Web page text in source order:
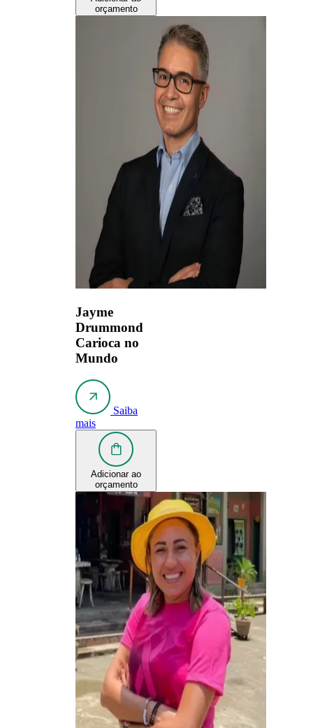
orçamento
Jayme
Drummond
Carioca no
Mundo
Saiba
mais
Adicionar ao
orçamento